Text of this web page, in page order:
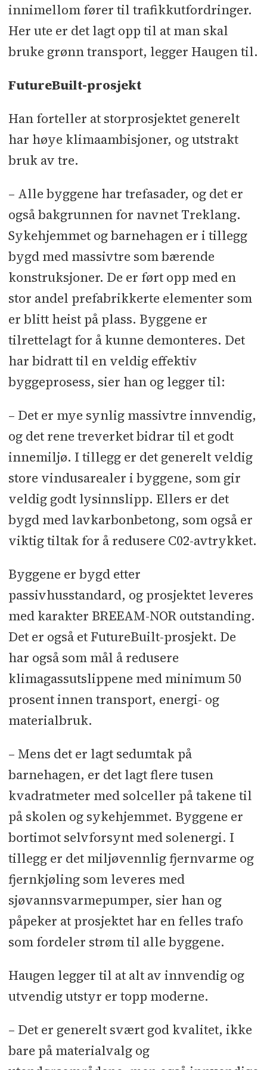
innimellom fører til trafikkutfordringer.
Her ute er det lagt opp til at man skal
bruke grønn transport, legger Haugen til.
FutureBuilt-prosjekt
Han forteller at storprosjektet generelt
har høye klimaambisjoner, og utstrakt
bruk av tre.
– Alle byggene har trefasader, og det er
også bakgrunnen for navnet Treklang.
Sykehjemmet og barnehagen er i tillegg
bygd med massivtre som bærende
konstruksjoner. De er ført opp med en
stor andel prefabrikkerte elementer som
er blitt heist på plass. Byggene er
tilrettelagt for å kunne demonteres. Det
har bidratt til en veldig effektiv
byggeprosess, sier han og legger til:
– Det er mye synlig massivtre innvendig,
og det rene treverket bidrar til et godt
innemiljø. I tillegg er det generelt veldig
store vindusarealer i byggene, som gir
veldig godt lysinnslipp. Ellers er det
bygd med lavkarbonbetong, som også er
viktig tiltak for å redusere C02-avtrykket.
Byggene er bygd etter
passivhusstandard, og prosjektet leveres
med karakter BREEAM-NOR outstanding.
Det er også et FutureBuilt-prosjekt. De
har også som mål å redusere
klimagassutslippene med minimum 50
prosent innen transport, energi- og
materialbruk.
– Mens det er lagt sedumtak på
barnehagen, er det lagt flere tusen
kvadratmeter med solceller på takene til
på skolen og sykehjemmet. Byggene er
bortimot selvforsynt med solenergi. I
tillegg er det miljøvennlig fjernvarme og
fjernkjøling som leveres med
sjøvannsvarmepumper, sier han og
påpeker at prosjektet har en felles trafo
som fordeler strøm til alle byggene.
Haugen legger til at alt av innvendig og
utvendig utstyr er topp moderne.
– Det er generelt svært god kvalitet, ikke
bare på materialvalg og